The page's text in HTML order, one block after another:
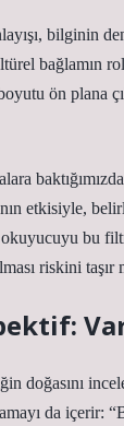
bilginin
bağlamın
ön plana
etkisiyle,
bu
riskini taşır
doğasını
da içerir: